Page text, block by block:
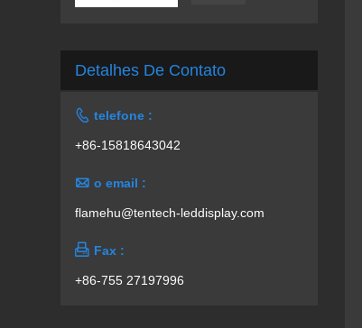
Detalhes De Contato
 telefone :
+86-15818643042
 o email :
flamehu@tentech-leddisplay.com
 Fax :
+86-755 27197996